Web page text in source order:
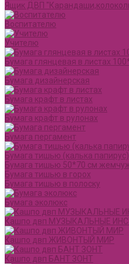
Ящик ДВП
Воспитателю
Учителю
Бумага глянцевая в листах
Бумага дизайнерская
Бумага крафт в листах
Бумага крафт в рулонах
Бумага пергамент
Бумага тишью (калька папирус)
Бумага тишью 50*70 см
Бумага тишью в горох
Бумага тишью в полоску
Бумага эколюкс
Кашпо двп МУЗЫКАЛЬНЫЕ
Кашпо двп ЖИВОНТЫЙ МИР
Кашпо двп БАНТ ЗОНТ